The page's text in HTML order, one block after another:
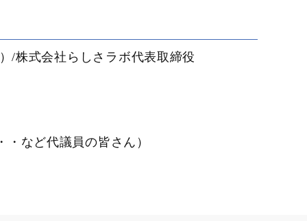
/株式会社らしさラボ代表取締役
など代議員の皆さん）